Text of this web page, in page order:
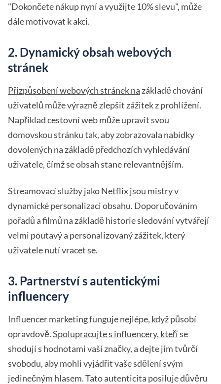
"Dokončete nákup nyní a využijte 10% slevu", může
dále motivovat k akci.
2. Dynamický obsah webových
stránek
Přizpůsobení webových stránek na základě chování
uživatelů může výrazně zlepšit zážitek z prohlížení.
Například cestovní web může upravit svou
domovskou stránku tak, aby zobrazovala nabídky
dovolených na základě předchozích vyhledávání
uživatele, čímž se obsah stane relevantnějším.
Streamovací služby jako Netflix jsou mistry v
dynamické personalizaci obsahu. Doporučováním
pořadů a filmů na základě historie sledování vytvářejí
velmi poutavý a personalizovaný zážitek, který
uživatele nutí vracet se.
3. Partnerství s autentickými
influencery
Influencer marketing funguje nejlépe, když působí
opravdově.Spolupracujte s influencery, kteříse
shodují s hodnotami vaší značky, a dejte jim tvůrčí
svobodu, aby mohli vyjádřit vaše sdělení svým
jedinečným hlasem. Tato autenticita posiluje důvěru